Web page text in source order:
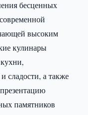
бесценных
высоким
кулинары
сладости, а также
памятников